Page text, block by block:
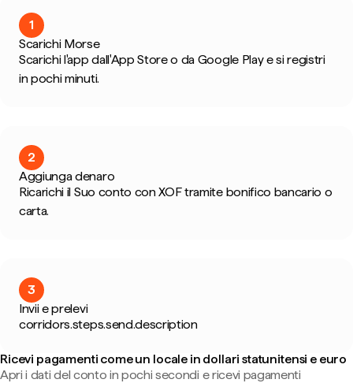
1
Scarichi Morse
Scarichi l'app dall'App Store o da Google Play e si registri
in pochi minuti.
2
Aggiunga denaro
Ricarichi il Suo conto con XOF tramite bonifico bancario o
carta.
3
Invii e prelevi
corridors.steps.send.description
Ricevi pagamenti come un locale in dollari statunitensi e euro
Apri i dati del conto in pochi secondi e ricevi pagamenti